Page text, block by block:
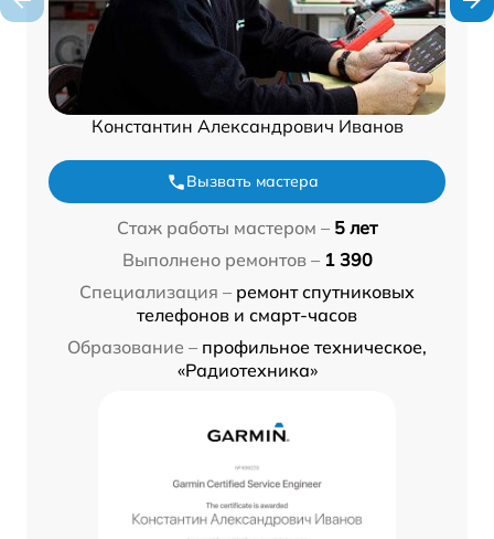
Константин Александрович Иванов
Вызвать мастера
Стаж работы мастером – 5 лет
Выполнено ремонтов – 1 390
Специализация – ремонт спутниковых
телефонов и смарт-часов
Образование – профильное техническое,
«Радиотехника»